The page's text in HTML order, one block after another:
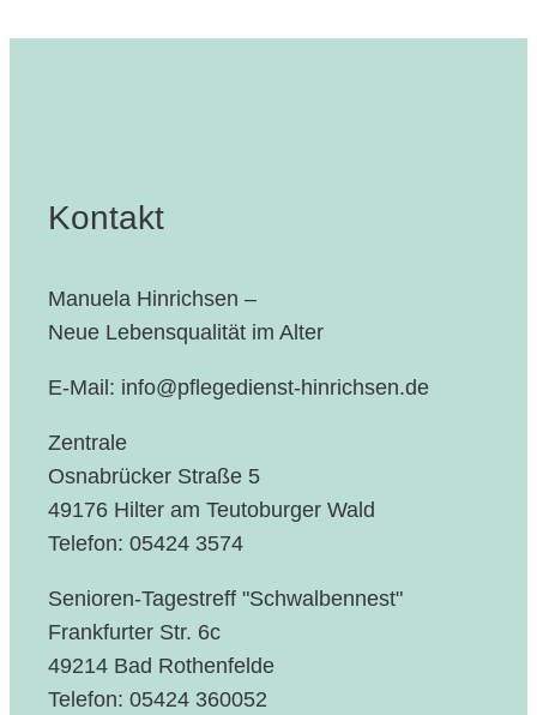
Kontakt
Manuela Hinrichsen –
Neue Lebensqualität im Alter
E-Mail: info@pflegedienst-hinrichsen.de
Zentrale
Osnabrücker Straße 5
49176 Hilter am Teutoburger Wald
Telefon: 05424 3574
Senioren-Tagestreff "Schwalbennest"
Frankfurter Str. 6c
49214 Bad Rothenfelde
Telefon: 05424 360052